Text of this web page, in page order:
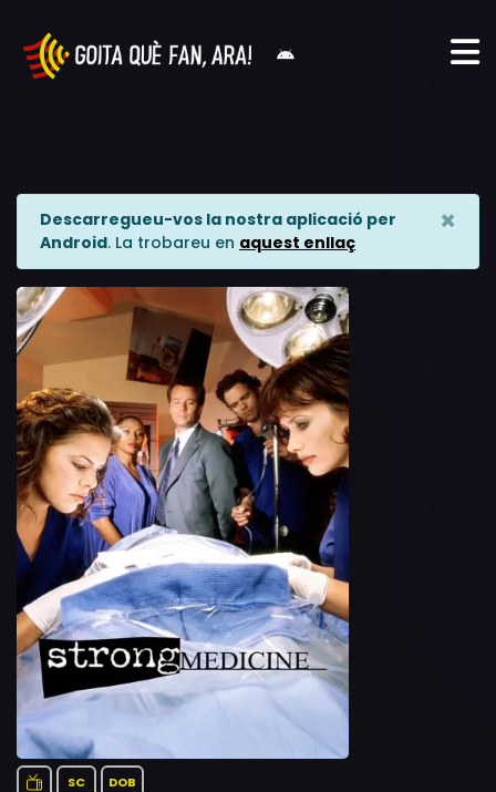
Descarregueu-vos la nostra aplicació per
Android. La trobareu en aquest enllaç
×
SC DOB